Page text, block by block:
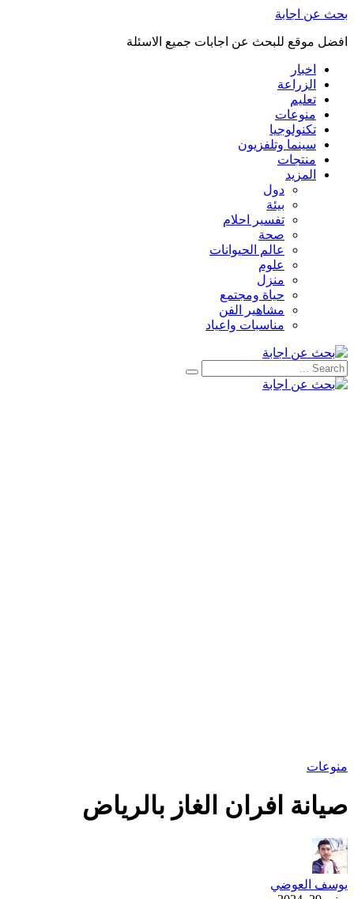
بحث عن اجابة
افضل موقع للبحث عن اجابات جميع الاسئلة
اخبار
الزراعة
تعليم
منوعات
تكنولوجيا
سينما وتلفزيون
منتجات
المزيد
دول
بيئة
تفسير احلام
صحة
عالم الحيوانات
علوم
منزل
حياة ومجتمع
مشاهير الفن
مناسبات واعياد
منوعات
صيانة افران الغاز بالرياض
يوسف العوضي